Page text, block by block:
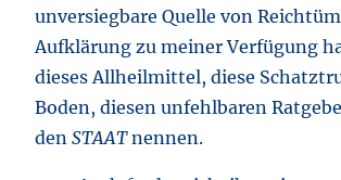
unversiegbare Quelle von
Aufklärung zu meiner Verfügung
dieses Allheilmittel, diese
Boden, diesen unfehlbaren
den STAATnennen.